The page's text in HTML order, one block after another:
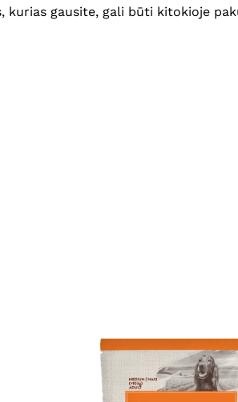
gausite, gali būti kitokioje